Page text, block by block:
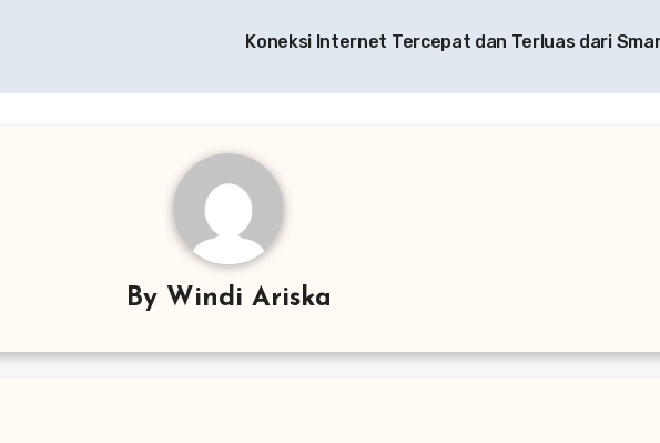
Koneksi Internet Tercepat dan Terluas dari
By Windi Ariska